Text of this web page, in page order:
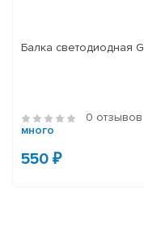
Балка светодиодная
0 отзывов
много
550 ₽